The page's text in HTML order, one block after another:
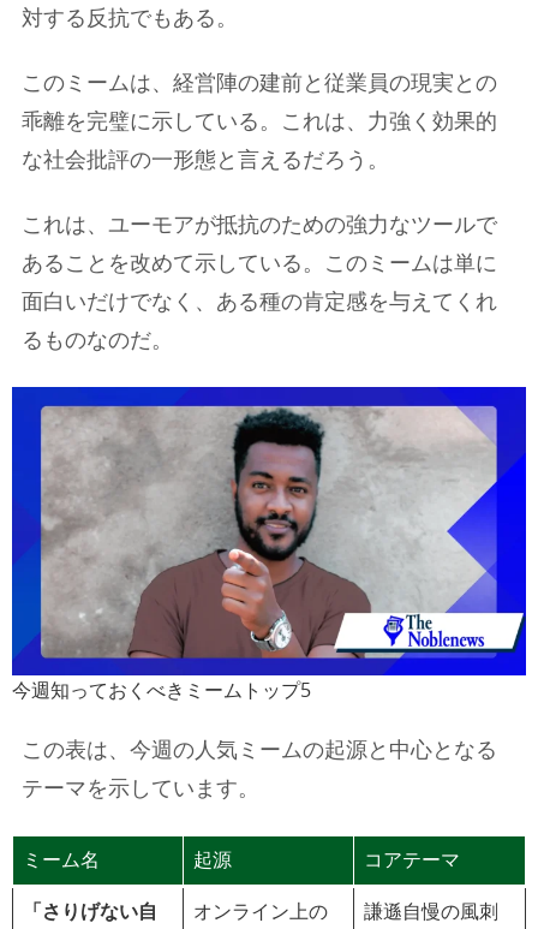
対する反抗でもある。
このミームは、経営陣の建前と従業員の現実との
乖離を完璧に示している。これは、力強く効果的
な社会批評の一形態と言えるだろう。
これは、ユーモアが抵抗のための強力なツールで
あることを改めて示している。このミームは単に
面白いだけでなく、ある種の肯定感を与えてくれ
るものなのだ。
今週知っておくべきミームトップ5
この表は、今週の人気ミームの起源と中心となる
テーマを示しています。
ミーム名 起源 コアテーマ
「さりげない自
オンライン上の
謙遜自慢の風刺